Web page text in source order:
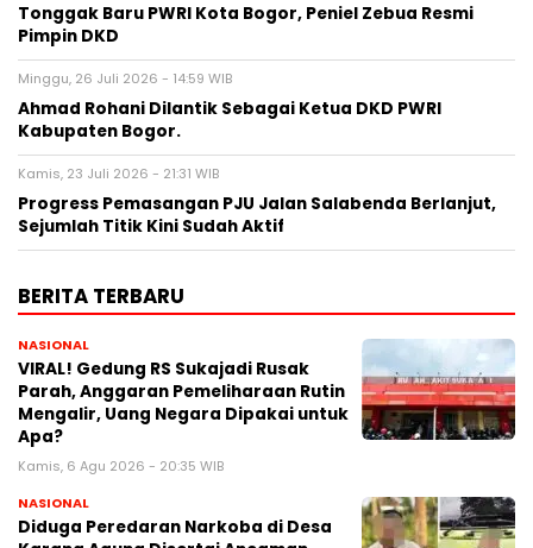
Tonggak Baru PWRI Kota Bogor, Peniel Zebua Resmi
Pimpin DKD
Minggu, 26 Juli 2026 - 14:59 WIB
Ahmad Rohani Dilantik Sebagai Ketua DKD PWRI
Kabupaten Bogor.
Kamis, 23 Juli 2026 - 21:31 WIB
Progress Pemasangan PJU Jalan Salabenda Berlanjut,
Sejumlah Titik Kini Sudah Aktif
BERITA TERBARU
NASIONAL
VIRAL! Gedung RS Sukajadi Rusak
Parah, Anggaran Pemeliharaan Rutin
Mengalir, Uang Negara Dipakai untuk
Apa?
Kamis, 6 Agu 2026 - 20:35 WIB
NASIONAL
Diduga Peredaran Narkoba di Desa